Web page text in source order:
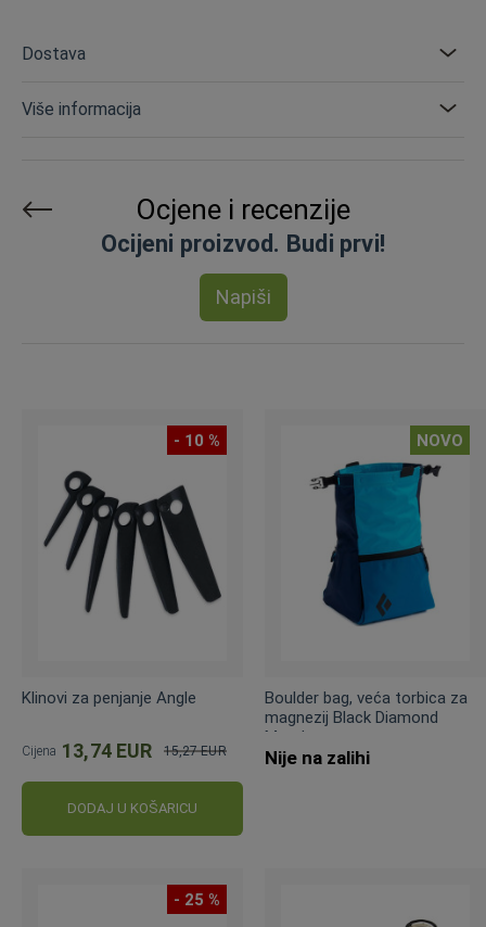
Dostava
Više informacija
Ocjene i recenzije
Ocijeni proizvod. Budi prvi!
Napiši
- 10 %
Klinovi za penjanje Angle
Cijena 13,74 EUR
cijena
15,27 EUR
DODAJ U KOŠARICU
NOVO
Boulder bag, veća torbica za
magnezij Black Diamond
Mondo
Nije na zalihi
- 25 %